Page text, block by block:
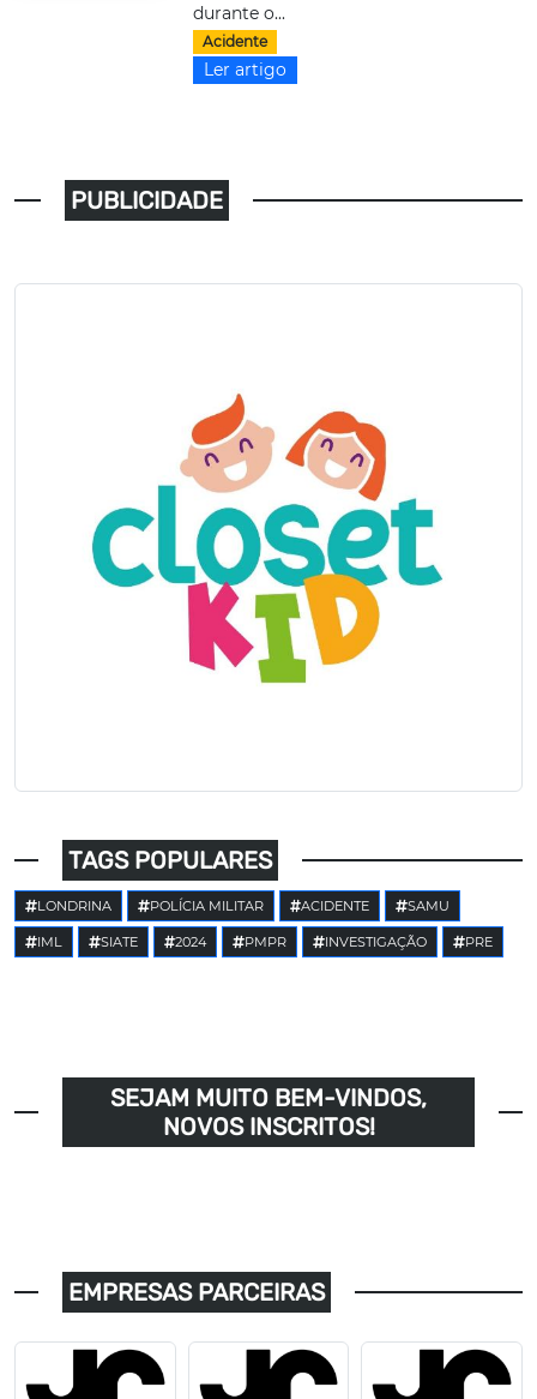
durante o...
Acidente
Ler artigo
PUBLICIDADE
TAGS POPULARES
LONDRINA POLÍCIA MILITAR ACIDENTE SAMU
IML SIATE 2024 PMPR INVESTIGAÇÃO PRE
SEJAM MUITO BEM-VINDOS,
NOVOS INSCRITOS!
EMPRESAS PARCEIRAS